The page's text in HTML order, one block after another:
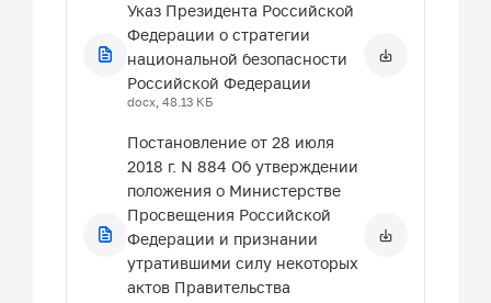
Указ Президента Российской
Федерации о стратегии
национальной безопасности
Российской Федерации
docx, 48.13 КБ
Постановление от 28 июля
2018 г. N 884 Об утверждении
положения о Министерстве
Просвещения Российской
Федерации и признании
утратившими силу некоторых
актов Правительства